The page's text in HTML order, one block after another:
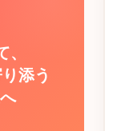
添う